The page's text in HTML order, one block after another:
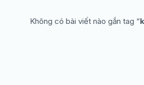
Không có bài viết nào gắn tag “